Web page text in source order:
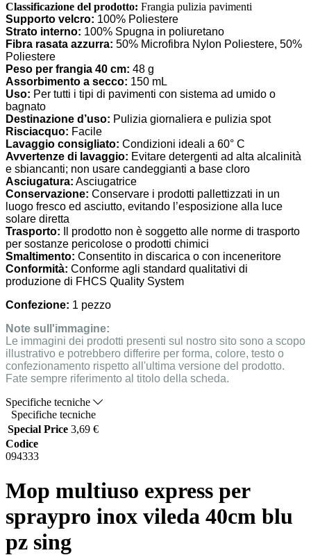
Classificazione del prodotto: Frangia pulizia pavimenti
Supporto velcro: 100% Poliestere
Strato interno: 100% Spugna in poliuretano
Fibra rasata azzurra: 50% Microfibra Nylon Poliestere, 50%
Poliestere
Peso per frangia 40 cm: 48 g
Assorbimento a secco: 150 mL
Uso: Per tutti i tipi di pavimenti con sistema ad umido o
bagnato
Destinazione d’uso: Pulizia giornaliera e pulizia spot
Risciacquo: Facile
Lavaggio consigliato: Condizioni ideali a 60° C
Avvertenze di lavaggio: Evitare detergenti ad alta alcalinità
e sbiancanti; non usare candeggianti a base cloro
Asciugatura: Asciugatrice
Conservazione: Conservare i prodotti pallettizzati in un
luogo fresco ed asciutto, evitando l’esposizione alla luce
solare diretta
Trasporto: Il prodotto non è soggetto alle norme di trasporto
per sostanze pericolose o prodotti chimici
Smaltimento: Consentito in discarica o con inceneritore
Conformità: Conforme agli standard qualitativi di
produzione di FHCS Quality System
Confezione: 1 pezzo
Note sull'immagine:
Le immagini dei prodotti presenti sul nostro sito sono a scopo
illustrativo e potrebbero differire per forma, colore, testo o
confezionamento rispetto all'ultima versione del prodotto.
Fate sempre riferimento al titolo della scheda.
Specifiche tecniche
Specifiche tecniche
Special Price 3,69 €
Codice
094333
Mop multiuso express per
spraypro inox vileda 40cm blu
pz sing